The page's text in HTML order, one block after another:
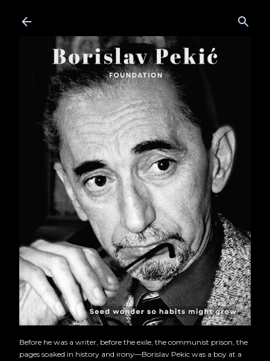
Before he was a writer, before the exile, the communist prison, the
pages soaked in history and irony—Borislav Pekic was a boy at a